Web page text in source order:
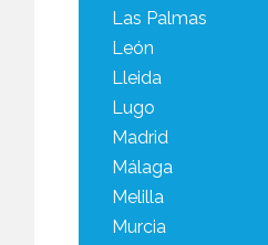
Las Palmas
León
Lleida
Lugo
Madrid
Málaga
Melilla
Murcia